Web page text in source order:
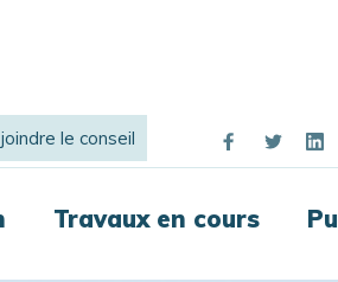
le conseil
Travaux en cours